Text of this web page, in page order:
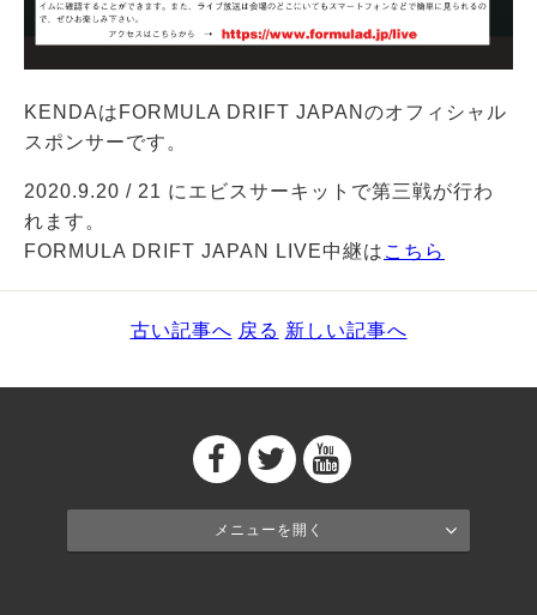
KENDAはFORMULA DRIFT JAPANのオフィシャル
スポンサーです。
2020.9.20 / 21 にエビスサーキットで第三戦が行わ
れます。
FORMULA DRIFT JAPAN LIVE中継は こちら
古い記事へ 戻る 新しい記事へ
メニューを開く